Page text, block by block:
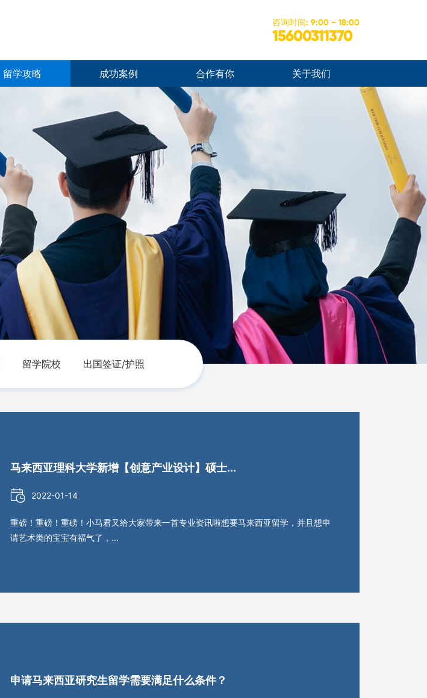
咨询时间: 9:00 ~ 18:00
15600311370
留学攻略 成功案例 合作有你 关于我们
留学院校 出国签证/护照
马来西亚理科大学新增【创意产业设计】硕士...
2022-01-14
重磅！重磅！重磅！小马君又给大家带来一首专业资讯啦想要马来西亚留学，并且想申
请艺术类的宝宝有福气了，...
申请马来西亚研究生留学需要满足什么条件？